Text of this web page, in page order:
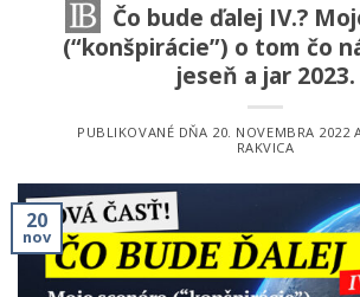
Čo bude ďalej IV.?
(“konšpirácie”) o tom čo
jeseň a jar 2023.
PUBLIKOVANÉ DŇA 20. NOVEMBRA 2022
RAKVICA
20
nov